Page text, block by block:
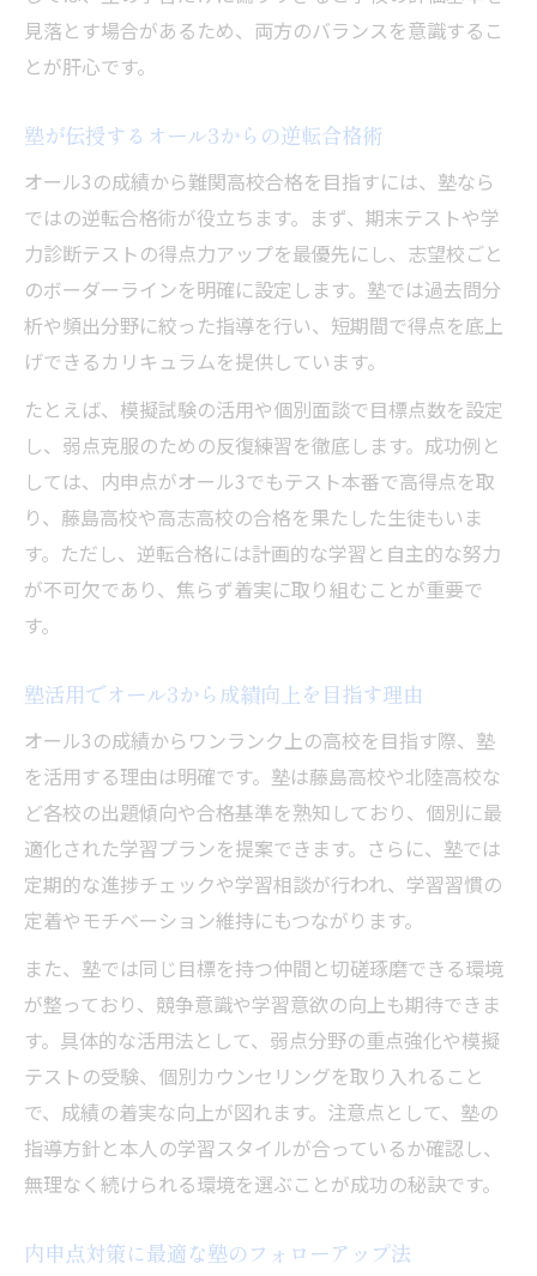
見落とす場合があるため、両方のバランスを意識するこ
とが肝心です。
塾が伝授するオール3からの逆転合格術
オール3の成績から難関高校合格を目指すには、塾なら
ではの逆転合格術が役立ちます。まず、期末テストや学
力診断テストの得点力アップを最優先にし、志望校ごと
のボーダーラインを明確に設定します。塾では過去問分
析や頻出分野に絞った指導を行い、短期間で得点を底上
げできるカリキュラムを提供しています。
たとえば、模擬試験の活用や個別面談で目標点数を設定
し、弱点克服のための反復練習を徹底します。成功例と
しては、内申点がオール3でもテスト本番で高得点を取
り、藤島高校や高志高校の合格を果たした生徒もいま
す。ただし、逆転合格には計画的な学習と自主的な努力
が不可欠であり、焦らず着実に取り組むことが重要で
す。
塾活用でオール3から成績向上を目指す理由
オール3の成績からワンランク上の高校を目指す際、塾
を活用する理由は明確です。塾は藤島高校や北陸高校な
ど各校の出題傾向や合格基準を熟知しており、個別に最
適化された学習プランを提案できます。さらに、塾では
定期的な進捗チェックや学習相談が行われ、学習習慣の
定着やモチベーション維持にもつながります。
また、塾では同じ目標を持つ仲間と切磋琢磨できる環境
が整っており、競争意識や学習意欲の向上も期待できま
す。具体的な活用法として、弱点分野の重点強化や模擬
テストの受験、個別カウンセリングを取り入れること
で、成績の着実な向上が図れます。注意点として、塾の
指導方針と本人の学習スタイルが合っているか確認し、
無理なく続けられる環境を選ぶことが成功の秘訣です。
内申点対策に最適な塾のフォローアップ法